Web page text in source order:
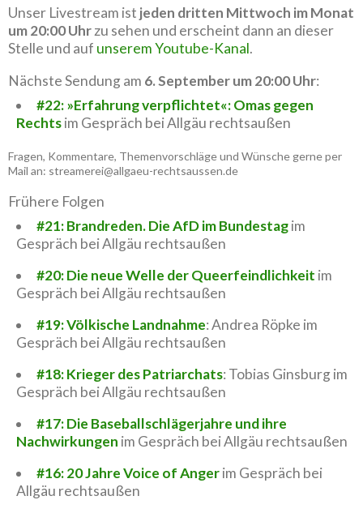
Unser Livestream ist jeden dritten Mittwoch im Monat
um 20:00 Uhrzu sehen und erscheint dann an dieser
Stelle und auf unserem Youtube-Kanal.
Nächste Sendung am 6. September um 20:00 Uhr:
#22: »Erfahrung verpflichtet«: Omas gegen
Rechtsim Gespräch bei Allgäu rechtsaußen
Fragen, Kommentare, Themenvorschläge und Wünsche gerne per
Mail an: streamerei@allgaeu-rechtsaussen.de
Frühere Folgen
#21: Brandreden. Die AfD im Bundestagim
Gespräch bei Allgäu rechtsaußen
#20: Die neue Welle der Queerfeindlichkeit im
Gespräch bei Allgäu rechtsaußen
#19: Völkische Landnahme: Andrea Röpke im
Gespräch bei Allgäu rechtsaußen
#18: Krieger des Patriarchats: Tobias Ginsburg im
Gespräch bei Allgäu rechtsaußen
#17: Die Baseballschlägerjahre und ihre
Nachwirkungen im Gespräch bei Allgäu rechtsaußen
#16: 20 Jahre Voice of Angerim Gespräch bei
Allgäu rechtsaußen